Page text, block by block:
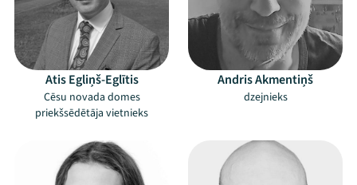
Atis Egliņš-Eglītis
Cēsu novada domes
priekšsēdētāja vietnieks
Andris Akmentiņš
dzejnieks